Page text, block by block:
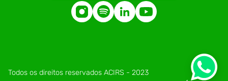
Todos os direitos reservados ACIRS - 2023